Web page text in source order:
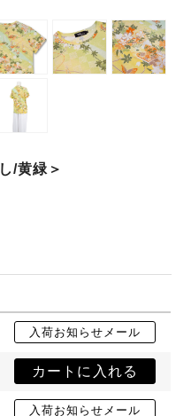
/黄緑＞